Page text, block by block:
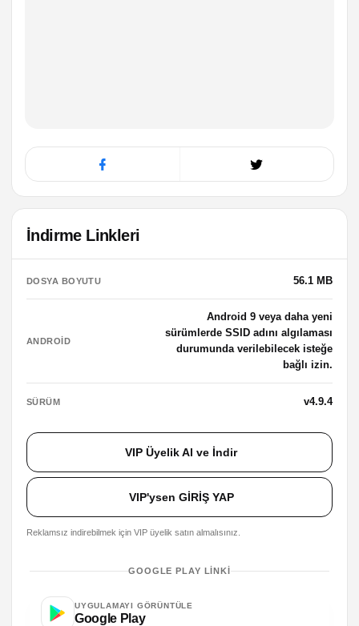
İndirme Linkleri
DOSYA BOYUTU 56.1 MB
ANDROID
Android 9 veya daha yeni
sürümlerde SSID adını algılaması
durumunda verilebilecek isteğe
bağlı izin.
SÜRÜM v4.9.4
VIP Üyelik Al ve İndir
VIP'ysen GİRİŞ YAP
Reklamsız indirebilmek için VIP üyelik satın almalısınız.
GOOGLE PLAY LINKI
UYGULAMAYI GÖRÜNTÜLE
Google Play